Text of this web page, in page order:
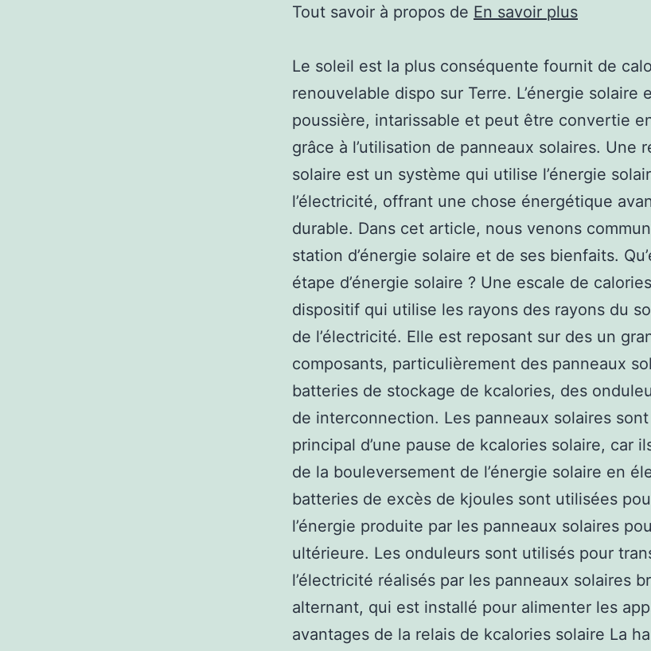
Tout savoir à propos de En savoir plus
Le soleil est la plus conséquente fournit de
renouvelable dispo sur Terre. L’énergie solaire
poussière, intarissable et peut être convertie
grâce à l’utilisation de panneaux solaires. Une
solaire est un système qui utilise l’énergie
l’électricité, offrant une chose énergétique
durable. Dans cet article, nous venons
station d’énergie solaire et de ses bienfaits.
étape d’énergie solaire ? Une escale de
dispositif qui utilise les rayons des rayons du
de l’électricité. Elle est reposant sur des un
composants, particulièrement des panneaux
batteries de stockage de kcalories, des
de interconnection. Les panneaux solaires
principal d’une pause de kcalories solaire, car
de la bouleversement de l’énergie solaire en
batteries de excès de kjoules sont utilisées
l’énergie produite par les panneaux solaires
ultérieure. Les onduleurs sont utilisés pour
l’électricité réalisés par les panneaux solaires
alternant, qui est installé pour alimenter les
avantages de la relais de kcalories solaire La